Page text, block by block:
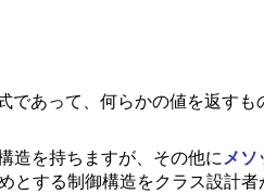
であって、何らかの値を返す
造を持ちますが、その他にメソ
とする制御構造をクラス設計